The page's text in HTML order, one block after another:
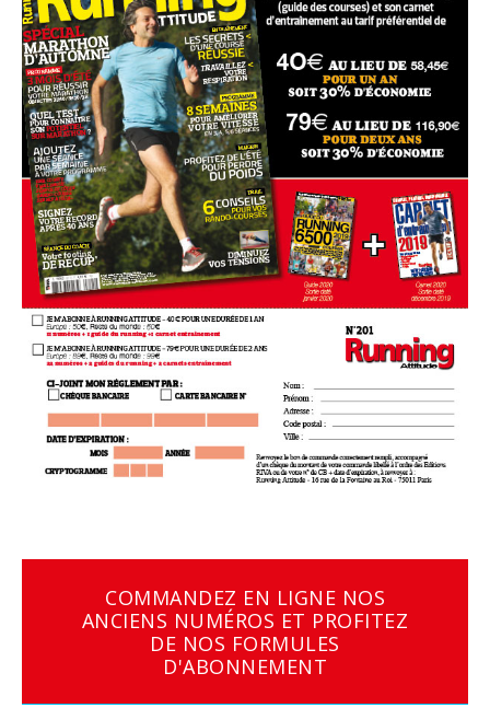
COMMANDEZ EN LIGNE NOS
ANCIENS NUMÉROS ET PROFITEZ
DE NOS FORMULES
D'ABONNEMENT